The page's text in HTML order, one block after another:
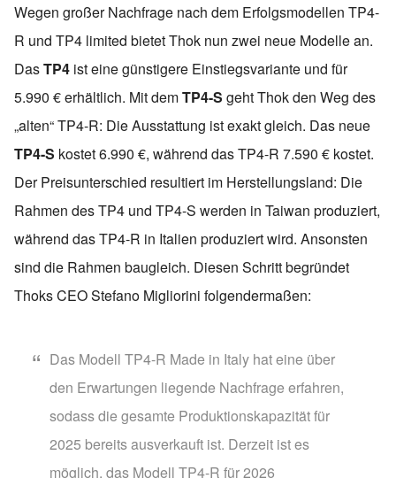
Wegen großer Nachfrage nach dem Erfolgsmodellen TP4-
R und TP4 limited bietet Thok nun zwei neue Modelle an.
DasTP4 ist eine günstigere Einstiegsvariante und für
5.990 € erhältlich. Mit demTP4-S geht Thok den Weg des
„alten“ TP4-R: Die Ausstattung ist exakt gleich. Das neue
TP4-S kostet 6.990 €, während das TP4-R 7.590 € kostet.
Der Preisunterschied resultiert im Herstellungsland: Die
Rahmen des TP4 und TP4-S werden in Taiwan produziert,
während das TP4-R in Italien produziert wird. Ansonsten
sind die Rahmen baugleich. Diesen Schritt begründet
Thoks CEO Stefano Migliorini folgendermaßen:
Das Modell TP4-R Made in Italy hat eine über
den Erwartungen liegende Nachfrage erfahren,
sodass die gesamte Produktionskapazität für
2025 bereits ausverkauft ist. Derzeit ist es
möglich, das Modell TP4-R für 2026